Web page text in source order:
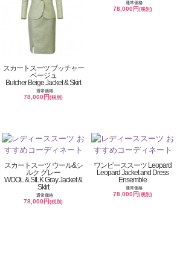
スカートスーツ ブッチャー
ベージュ
Butcher Beige Jacket & Skirt
通常価格
78,000円(税別)
通常価格
78,000円(税別)
スカートスーツ ウール&シ
ルク グレー
WOOL & SILK Gray Jacket &
Skirt
通常価格
78,000円(税別)
ワンピーススーツ Leopard
Leopard Jacket and Dress
Ensemble
通常価格
78,000円(税別)